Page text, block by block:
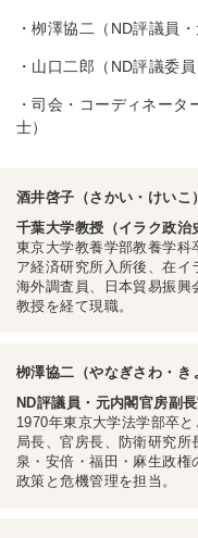
・栁澤協二（ND評議員
・山口二郎（ND評議委
・司会・コーディネー
士）
酒井啓子（さかい・けいこ）
千葉大学教授（イラク政治
東京大学教養学部教養学科
ア経済研究所入所後、在
海外調査員、日本貿易振
教授を経て現職。
栁澤協二（やなぎさわ・き
ND評議員・元内閣官房副
1970年東京大学法学部卒
局長、官房長、防衛研究
泉・安倍・福田・麻生政
政策と危機管理を担当。